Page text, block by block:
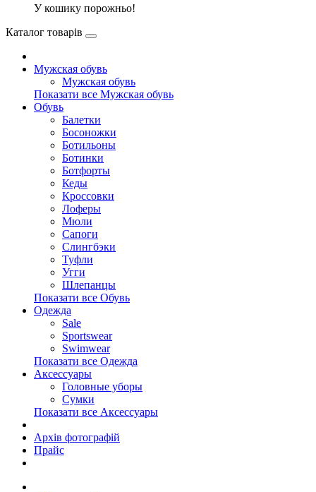
У кошику порожньо!
Каталог товарів
Мужская обувь
Мужская обувь
Показати все Мужская обувь
Обувь
Балетки
Босоножки
Ботильоны
Ботинки
Ботфорты
Кеды
Кроссовки
Лоферы
Мюли
Сапоги
Слингбэки
Туфли
Угги
Шлепанцы
Показати все Обувь
Одежда
Sale
Sportswear
Swimwear
Показати все Одежда
Аксессуары
Головные уборы
Сумки
Показати все Аксессуары
Архів фотографій
Прайс